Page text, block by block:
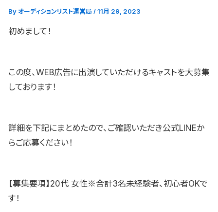
By オーディションリスト運営局 /11月 29, 2023
初めまして！
この度、WEB広告に出演していただけるキャストを大募集
しております！
詳細を下記にまとめたので、ご確認いただき公式LINEか
らご応募ください！
【募集要項】20代 女性※合計3名未経験者、初心者OKで
す！